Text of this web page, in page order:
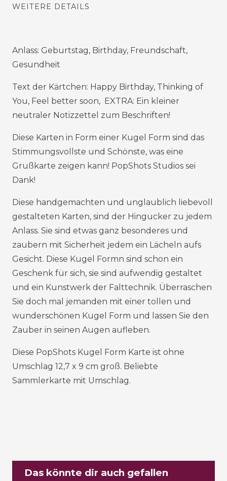
WEITERE DETAILS
Anlass: Geburtstag, Birthday, Freundschaft,
Gesundheit
Text der Kärtchen: Happy Birthday, Thinking of
You, Feel better soon, EXTRA: Ein kleiner
neutraler Notizzettel zum Beschriften!
Diese Karten in Form einer Kugel Form sind das
Stimmungsvollste und Schönste, was eine
Grußkarte zeigen kann! PopShots Studios sei
Dank!
Diese handgemachten und unglaublich liebevoll
gestalteten Karten, sind der Hingucker zu jedem
Anlass. Sie sind etwas ganz besonderes und
zaubern mit Sicherheit jedem ein Lächeln aufs
Gesicht. Diese Kugel Formn sind schon ein
Geschenk für sich, sie sind aufwendig gestaltet
und ein Kunstwerk der Falttechnik. Überraschen
Sie doch mal jemanden mit einer tollen und
wunderschönen Kugel Form und lassen Sie den
Zauber in seinen Augen aufleben.
Diese PopShots Kugel Form Karte ist ohne
Umschlag 12,7 x 9 cm groß. Beliebte
Sammlerkarte mit Umschlag.
Das könnte dir auch gefallen